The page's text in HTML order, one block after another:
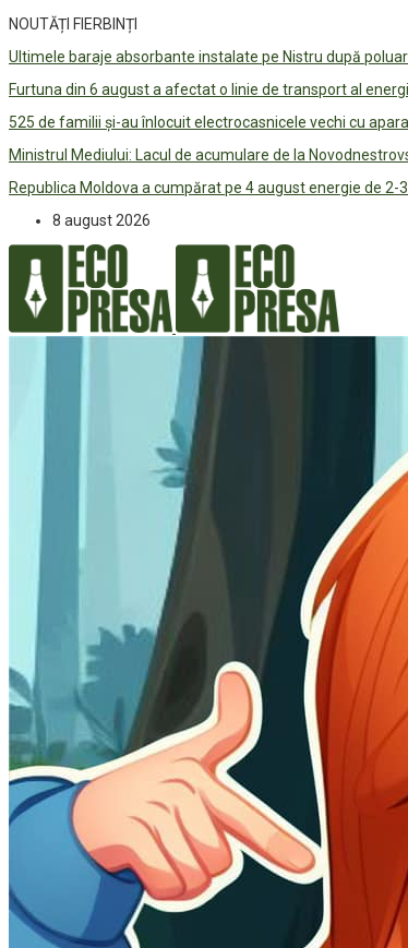
NOUTĂȚI FIERBINȚI
Ultimele baraje absorbante instalate pe Nistru după
Furtuna din 6 august a afectat o linie de transport al
525 de familii și-au înlocuit electrocasnicele vechi cu
Ministrul Mediului: Lacul de acumulare de la
Republica Moldova a cumpărat pe 4 august energie de
8 august 2026